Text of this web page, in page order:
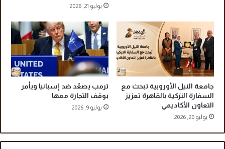
ر
ي
قً
خ
ة
ا
ت
م
ل
ة
ع
يوليو 21, 2026
جامعة النيل الأوروبية تبحث مع
السفارة التركية بالقاهرة تعزيز
التعاون الأكاديمي
يوليو 20, 2026
ترمب يصعّد ضد إسبانيا ويأمر
بوقف التجارة معها
يوليو 9, 2026